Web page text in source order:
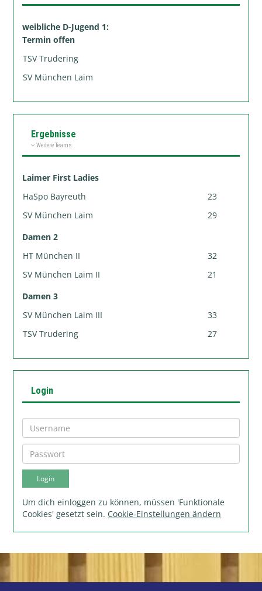
weibliche D-Jugend 1:
Termin offen
TSV Trudering
SV München Laim
Ergebnisse
Weitere Teams
Laimer First Ladies
HaSpo Bayreuth
23
SV München Laim
29
Damen 2
HT München II
32
SV München Laim II
21
Damen 3
SV München Laim III
33
TSV Trudering
27
Login
Um dich einloggen zu können, müssen 'Funktionale
Cookies' gesetzt sein. Cookie-Einstellungen ändern